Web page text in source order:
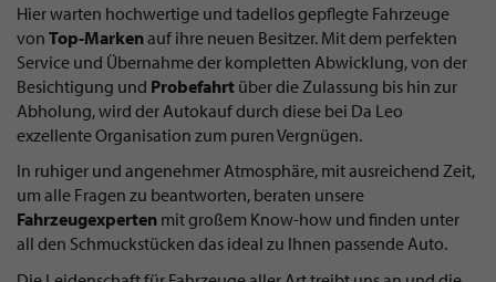
Hier warten hochwertige und tadellos gepflegte Fahrzeuge
von Top-Markenauf ihre neuen Besitzer. Mit dem perfekten
Service und Übernahme der kompletten Abwicklung, von der
Besichtigung und Probefahrt über die Zulassung bis hin zur
Abholung, wird der Autokauf durch diese bei Da Leo
exzellente Organisation zum puren Vergnügen.
In ruhiger und angenehmer Atmosphäre, mit ausreichend Zeit,
um alle Fragen zu beantworten, beraten unsere
Fahrzeugexperten mit großem Know-how und finden unter
all den Schmuckstücken das ideal zu Ihnen passende Auto.